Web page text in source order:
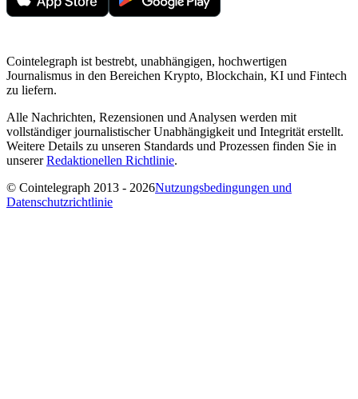
Cointelegraph ist bestrebt, unabhängigen, hochwertigen
Journalismus in den Bereichen Krypto, Blockchain, KI und Fintech
zu liefern.
Alle Nachrichten, Rezensionen und Analysen werden mit
vollständiger journalistischer Unabhängigkeit und Integrität erstellt.
Weitere Details zu unseren Standards und Prozessen finden Sie in
unsererRedaktionellen Richtlinie.
© Cointelegraph 2013 - 2026Nutzungsbedingungen und
Datenschutzrichtlinie